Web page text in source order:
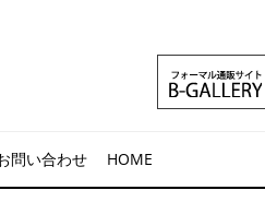
問い合わせ HOME